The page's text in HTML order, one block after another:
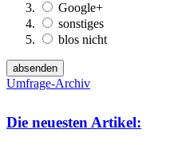
Google+
sonstiges
blos nicht
Umfrage-Archiv
Die neuesten Artikel: